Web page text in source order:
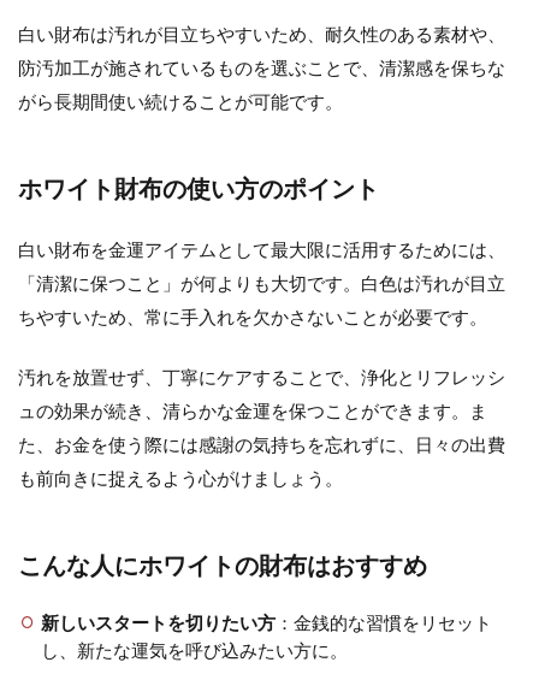
白い財布は汚れが目立ちやすいため、耐久性のある素材や、
防汚加工が施されているものを選ぶことで、清潔感を保ちな
がら長期間使い続けることが可能です。
ホワイト財布の使い方のポイント
白い財布を金運アイテムとして最大限に活用するためには、
「清潔に保つこと」が何よりも大切です。白色は汚れが目立
ちやすいため、常に手入れを欠かさないことが必要です。
汚れを放置せず、丁寧にケアすることで、浄化とリフレッシ
ュの効果が続き、清らかな金運を保つことができます。ま
た、お金を使う際には感謝の気持ちを忘れずに、日々の出費
も前向きに捉えるよう心がけましょう。
こんな人にホワイトの財布はおすすめ
新しいスタートを切りたい方：金銭的な習慣をリセット
し、新たな運気を呼び込みたい方に。